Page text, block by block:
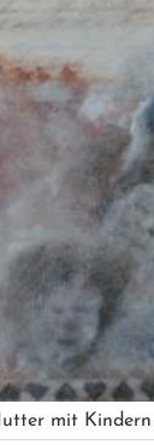
mit Kindern